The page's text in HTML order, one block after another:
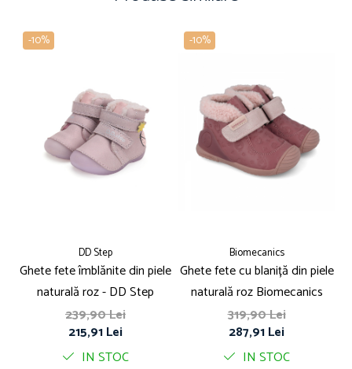
-10%
DD Step
Ghete fete îmblănite din piele
naturală roz - DD Step
239,90 Lei
215,91 Lei
IN STOC
-10%
Biomecanics
Ghete fete cu blaniță din piele
naturală roz Biomecanics
319,90 Lei
287,91 Lei
IN STOC